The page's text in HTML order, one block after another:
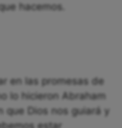
hacemos.
en las promesas de
lo hicieron Abraham
que Dios nos guiará y